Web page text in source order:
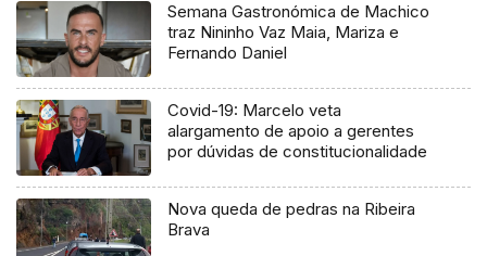
Semana Gastronómica de Machico
traz Nininho Vaz Maia, Mariza e
Fernando Daniel
Covid-19: Marcelo veta
alargamento de apoio a gerentes
por dúvidas de constitucionalidade
Nova queda de pedras na Ribeira
Brava